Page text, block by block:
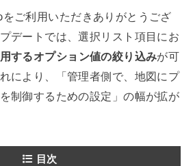
ご利用いただきありがとうござ
デートでは、選択リスト項目にお
するオプション値の絞り込みが可
により、「管理者側で、地図にプ
制御するための設定」の幅が拡が
目次